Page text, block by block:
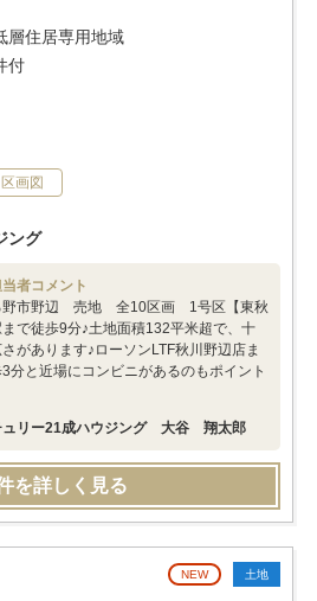
層住居専用地域
付
区画図
ング
者コメント
野市野辺 売地 全10区画 1号区【東秋
まで徒歩9分♪土地面積132平米超で、十
があります♪ローソンLTF秋川野辺店ま
分と近場にコンビニがあるのもポイント
ュリー21成ハウジング 大谷 翔太郎
を詳しく見る
NEW 土地